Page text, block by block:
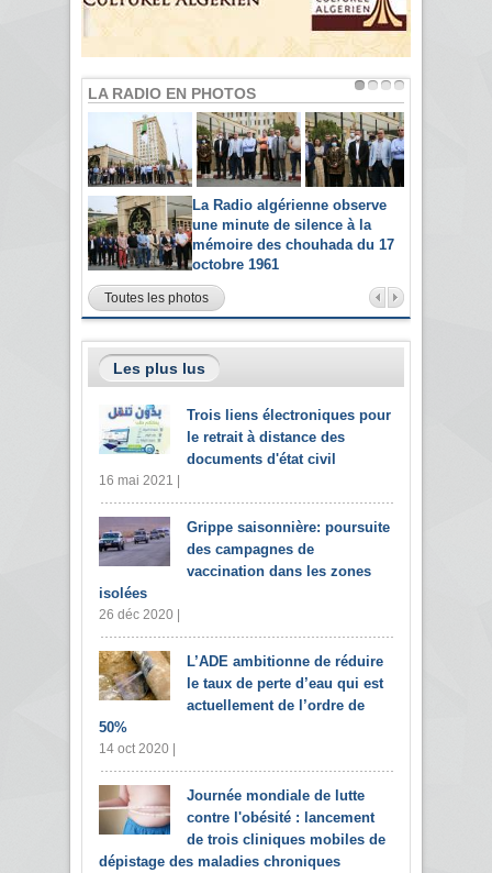
LA RADIO EN PHOTOS
La Radio algérienne observe
une minute de silence à la
mémoire des chouhada du 17
octobre 1961
Toutes les photos
Les plus lus
Trois liens électroniques pour
le retrait à distance des
documents d'état civil
16 mai 2021 |
Grippe saisonnière: poursuite
des campagnes de
vaccination dans les zones
isolées
26 déc 2020 |
L’ADE ambitionne de réduire
le taux de perte d’eau qui est
actuellement de l’ordre de
50%
14 oct 2020 |
Journée mondiale de lutte
contre l'obésité : lancement
de trois cliniques mobiles de
dépistage des maladies chroniques